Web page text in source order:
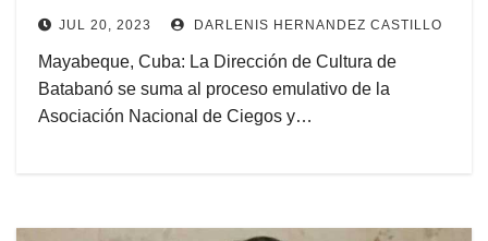
JUL 20, 2023 DARLENIS HERNANDEZ CASTILLO
Mayabeque, Cuba: La Dirección de Cultura de
Batabanó se suma al proceso emulativo de la
Asociación Nacional de Ciegos y…